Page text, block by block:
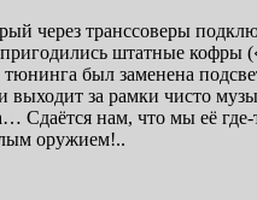
через транссоверы
штатные кофры
был заменена
выходит за рамки чисто
Сдаётся нам, что мы её
оружием!..